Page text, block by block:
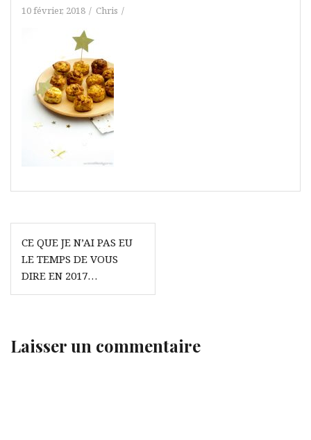
10 février, 2018 Chris
Navigation
de
l’article
CE QUE JE N’AI PAS EU
LE TEMPS DE VOUS
DIRE EN 2017…
Laisser un commentaire